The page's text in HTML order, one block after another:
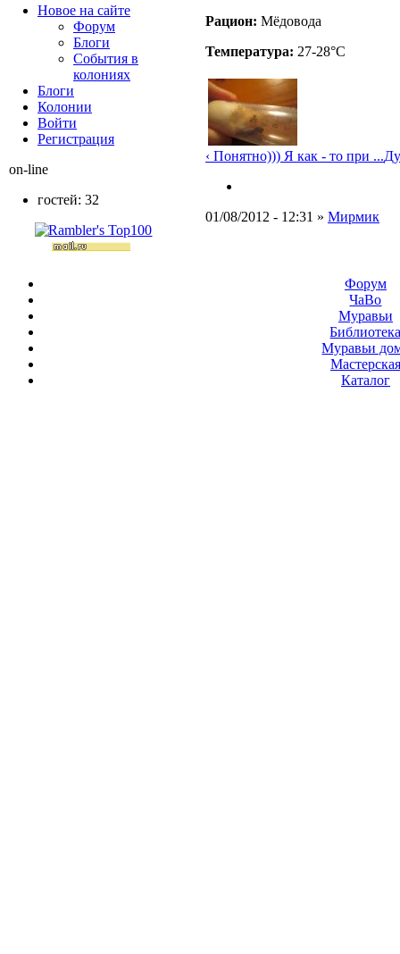
Рацион: Мёдовода
Температура: 27-28°C
‹ Понятно))) Я как - то при ...
01/08/2012 - 12:31 » Мирмик
Новое на сайте
Форум
Блоги
События в
колониях
Блоги
Колонии
Войти
Peгиcтpaция
on-line
гостей: 32
Форум
ЧаВо
Муравьи
Муравьи
Мастерская
Каталог